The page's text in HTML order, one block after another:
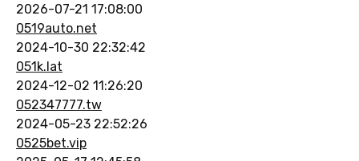
2026-07-21 17:08:00
0519auto.net
2024-10-30 22:32:42
051k.lat
2024-12-02 11:26:20
052347777.tw
2024-05-23 22:52:26
0525bet.vip